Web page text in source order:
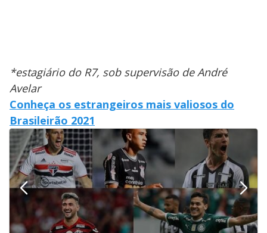
*estagiário do R7, sob supervisão de André
Avelar
Conheça os estrangeiros mais valiosos do
Brasileirão 2021